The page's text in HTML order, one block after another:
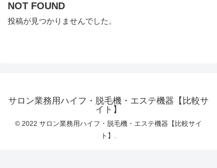
NOT FOUND
投稿が見つかりませんでした。
サロン業務用ハイフ・脱毛機・エステ機器【比較サ
イト】
© 2022 サロン業務用ハイフ・脱毛機・エステ機器【比較サイ
ト】.